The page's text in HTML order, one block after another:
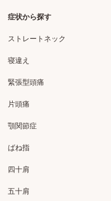
症状から探す
ストレートネック
寝違え
緊張型頭痛
片頭痛
顎関節症
ばね指
四十肩
五十肩